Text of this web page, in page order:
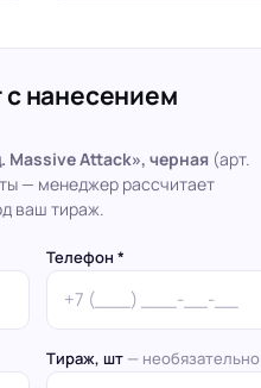
с нанесением
Massive Attack», черная(арт.
— менеджер рассчитает
ваш тираж.
Телефон *
Тираж, шт — необязательно